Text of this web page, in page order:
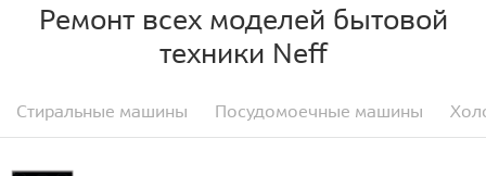
Ремонт всех моделей бытовой
техники Neff
Стиральные машины Посудомоечные машины